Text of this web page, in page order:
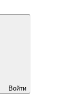
Войти